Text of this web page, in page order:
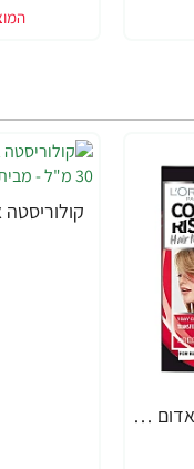
קולוריסטה איפור לשיער אדום 30 מ"ל - מבית L'OREAL PARIS